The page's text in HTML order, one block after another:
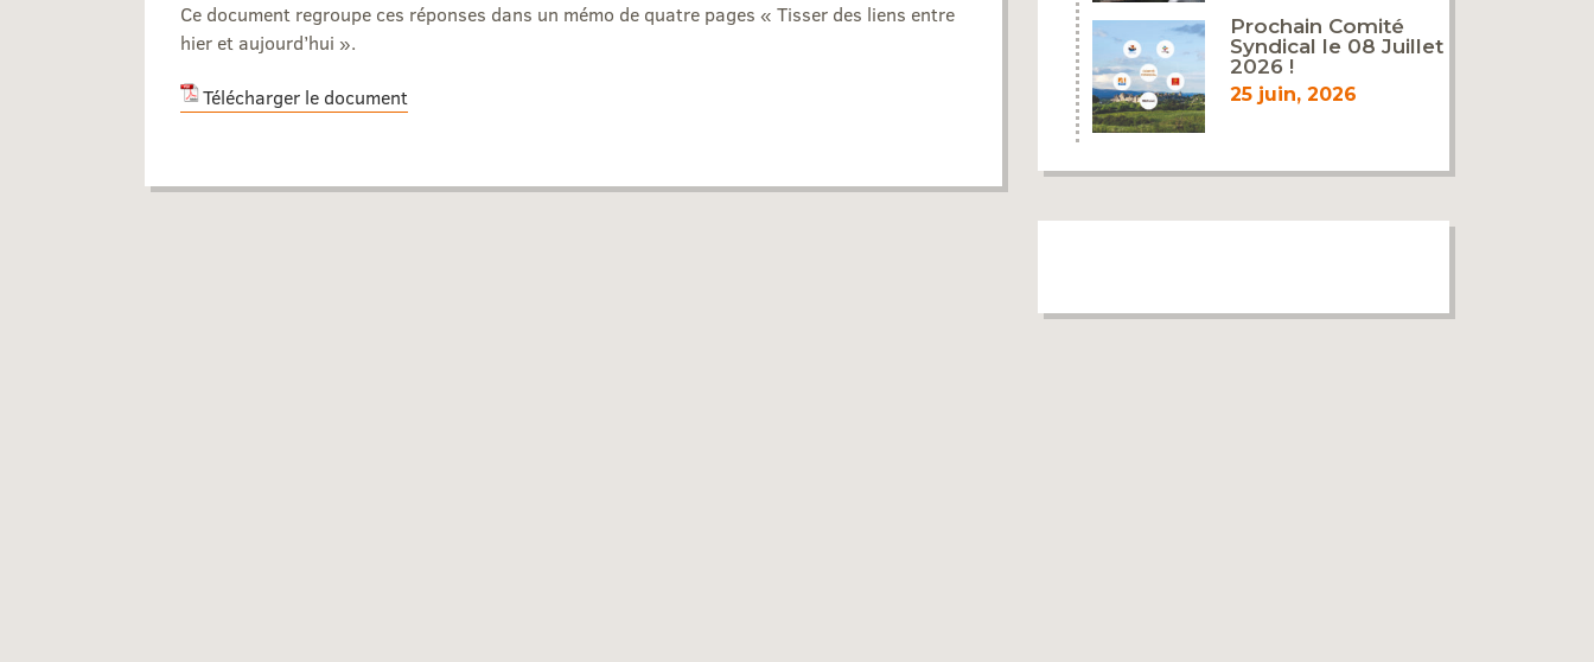
Ce document regroupe ces réponses dans un mémo de quatre pages « Tisser des liens entre
hier et aujourd’hui ».
Télécharger le document
Prochain Comité
Syndical le 08 Juillet
2026 !
25 juin, 2026